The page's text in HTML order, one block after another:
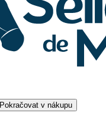
Pokračovat v nákupu